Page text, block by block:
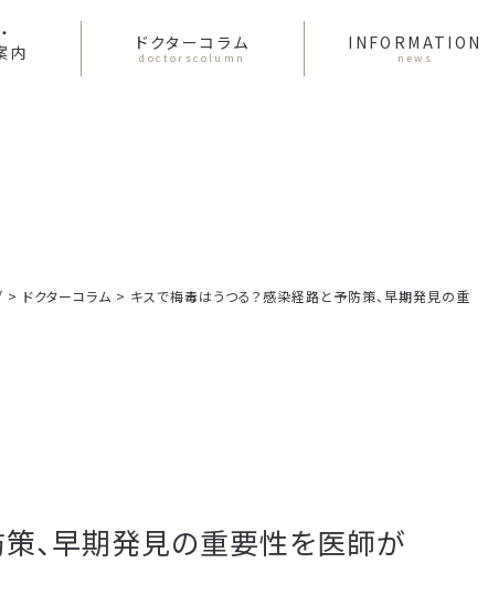
内
ドクターコラム
doctorscolumn
INFORMATION
news
> ドクターコラム > キスで梅毒はうつる？感染経路と予防策、早期発見の重
、早期発見の重要性を医師が